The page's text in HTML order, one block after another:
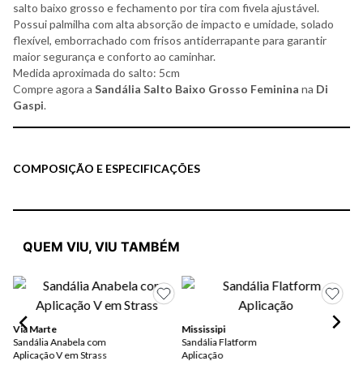
salto baixo grosso e fechamento por tira com fivela ajustável.
Possui palmilha com alta absorção de impacto e umidade, solado
flexível, emborrachado com frisos antiderrapante para garantir
maior segurança e conforto ao caminhar.
Medida aproximada do salto: 5cm
Compre agora a Sandália Salto Baixo Grosso Feminina na Di
Gaspi.
COMPOSIÇÃO E ESPECIFICAÇÕES
QUEM VIU, VIU TAMBÉM
Via Marte
Sandália Anabela com
Aplicação V em Strass
Mississipi
Sandália Flatform
Aplicação